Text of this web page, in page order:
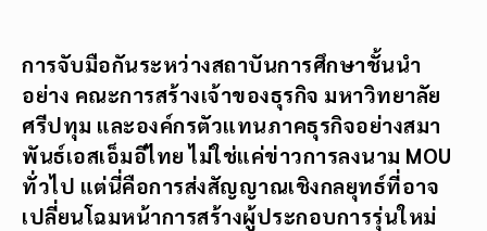
การจับมือกันระหว่างสถาบันการศึกษาชั้นนำ
อย่าง คณะการสร้างเจ้าของธุรกิจ มหาวิทยาลัย
ศรีปทุม และองค์กรตัวแทนภาคธุรกิจอย่างสมา
พันธ์เอสเอ็มอีไทย ไม่ใช่แค่ข่าวการลงนาม MOU
ทั่วไป แต่นี่คือการส่งสัญญาณเชิงกลยุทธ์ที่อาจ
เปลี่ยนโฉมหน้าการสร้างผู้ประกอบการรุ่นใหม่